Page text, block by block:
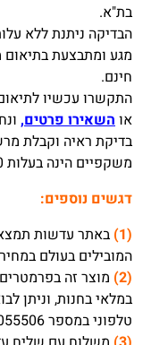
בת"א.
הבדיקה ניתנת ללא
מגע ומתבצעת בתיאום
חינם.
התקשרו עכשיו
או השאירו פרטים,
בדיקת ראיה וקבלת
משקפיים הינה בעלות 150 ₪.
דגשים נוספים:
(1)
באתר עדשות
המובילים בעולם
(2)
מוצר זה
במלאי בחנות, וניתן
טלפוני במספר 03-6055506.